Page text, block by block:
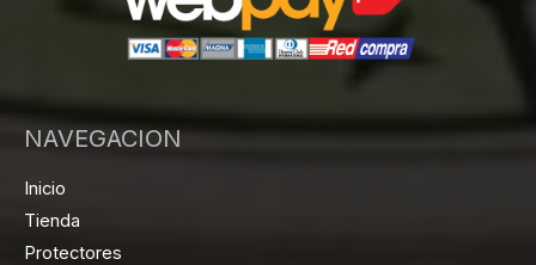
NAVEGACION
Inicio
Tienda
Protectores